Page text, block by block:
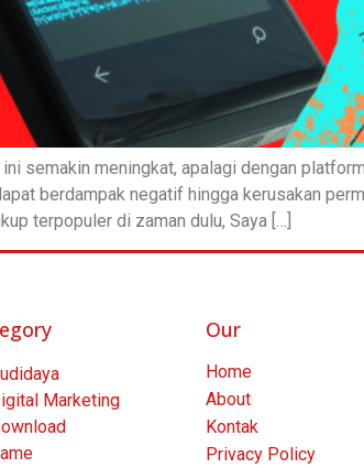
semakin meningkat, apalagi dengan
berdampak negatif hingga kerusakan
terpopuler di zaman dulu, Saya […]
Marketing
Our
Home
About
Kontak
Privacy Policy